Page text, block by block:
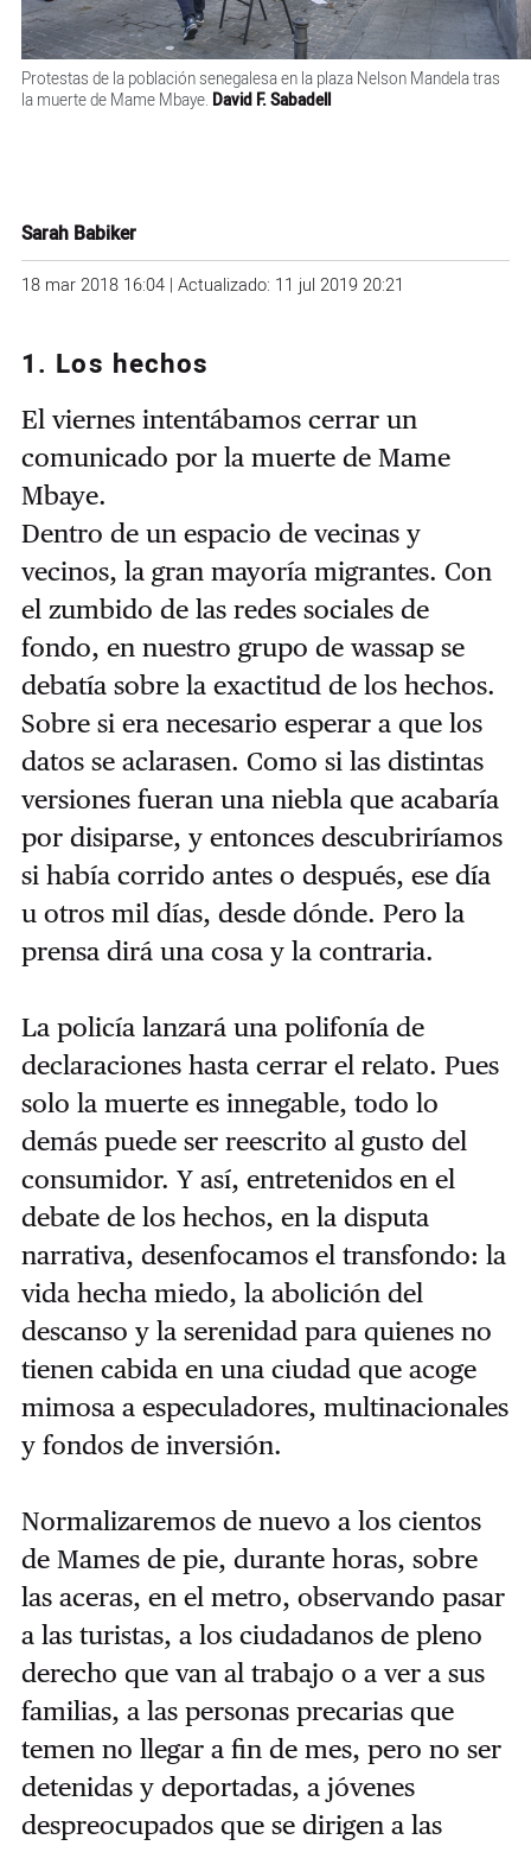
Protestas de la población senegalesa en la plaza Nelson Mandela tras
la muerte de Mame Mbaye. David F. Sabadell
Sarah Babiker
18 mar 2018 16:04 | Actualizado: 11 jul 2019 20:21
1. Los hechos
El viernes intentábamos cerrar un
comunicado por la muerte de Mame
Mbaye.
Dentro de un espacio de vecinas y
vecinos, la gran mayoría migrantes. Con
el zumbido de las redes sociales de
fondo, en nuestro grupo de wassap se
debatía sobre la exactitud de los hechos.
Sobre si era necesario esperar a que los
datos se aclarasen. Como si las distintas
versiones fueran una niebla que acabaría
por disiparse, y entonces descubriríamos
si había corrido antes o después, ese día
u otros mil días, desde dónde. Pero la
prensa dirá una cosa y la contraria.
La policía lanzará una polifonía de
declaraciones hasta cerrar el relato. Pues
solo la muerte es innegable, todo lo
demás puede ser reescrito al gusto del
consumidor. Y así, entretenidos en el
debate de los hechos, en la disputa
narrativa, desenfocamos el transfondo: la
vida hecha miedo, la abolición del
descanso y la serenidad para quienes no
tienen cabida en una ciudad que acoge
mimosa a especuladores, multinacionales
y fondos de inversión.
Normalizaremos de nuevo a los cientos
de Mames de pie, durante horas, sobre
las aceras, en el metro, observando pasar
a las turistas, a los ciudadanos de pleno
derecho que van al trabajo o a ver a sus
familias, a las personas precarias que
temen no llegar a fin de mes, pero no ser
detenidas y deportadas, a jóvenes
despreocupados que se dirigen a las